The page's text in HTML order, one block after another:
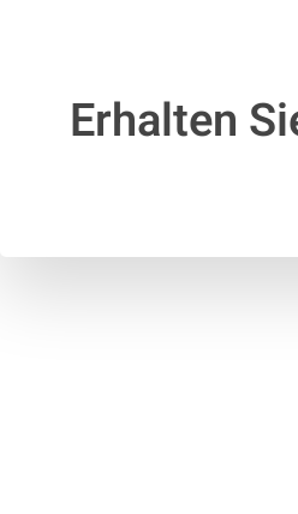
Erhalten